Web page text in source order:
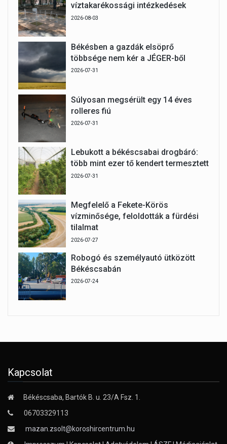
víztakarékossági intézkedések
2026-08-03
Békésben a gazdák elsöprő
többsége nem kér a JÉGER-ből
2026-07-31
Súlyosan megsérült egy 14 éves
rolleres fiú
2026-07-31
Lebukott a békéscsabai drogbáró:
több mint ezer tő kendert termesztett
2026-07-31
Megfelelő a Fekete-Körös
vízminősége, feloldották a fürdési
tilalmat
2026-07-27
Robogó és személyautó ütközött
Békéscsabán
2026-07-24
Kapcsolat
Békéscsaba, Bartók B. u. 23/A Fsz. 1.
06703329113
mazan.zsolt@koroshircentrum.hu